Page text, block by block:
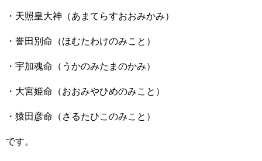
・天照皇大神（あまてらすおおみかみ）
・誉田別命（ほむたわけのみこと）
・宇加魂命（うかのみたまのかみ）
・大宮姫命（おおみやひめのみこと）
・猿田彦命（さるたひこのみこと）
です。